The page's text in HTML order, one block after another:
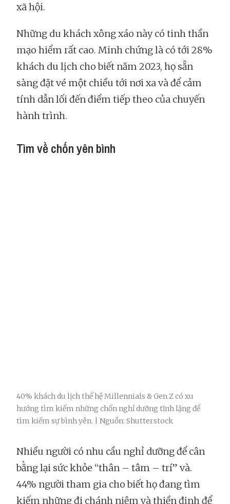
xã hội.
Những du khách xông xáo này có tinh thần
mạo hiểm rất cao. Minh chứng là có tới 28%
khách du lịch cho biết năm 2023, họ sẵn
sàng đặt vé một chiều tới nơi xa và để cảm
tính dẫn lối đến điểm tiếp theo của chuyến
hành trình.
Tìm về chốn yên bình
40% khách du lịch thế hệ Millennials & Gen Z có xu
hướng tìm kiếm những chốn nghỉ dưỡng tĩnh lặng để
tìm kiếm sự bình yên. | Nguồn: Shutterstock
Nhiều người có nhu cầu nghỉ dưỡng để cân
bằng lại sức khỏe “thân – tâm – trí” và.
44% người tham gia cho biết họ đang tìm
kiếm những đi chánh niệm và thiền định để